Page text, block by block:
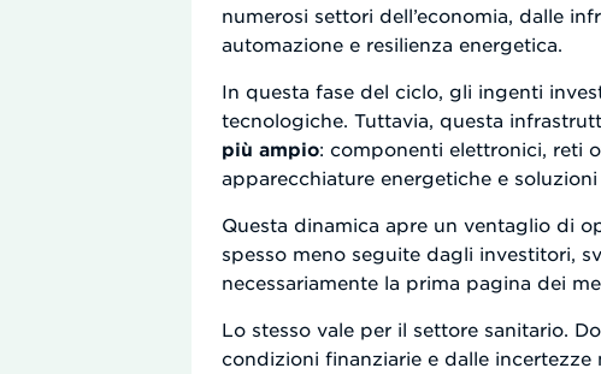
numerosi settori dell’economia, dalle
automazione e resilienza energetica.
In questa fase del ciclo, gli ingenti
tecnologiche. Tuttavia, questa
più ampio: componenti elettronici, reti
apparecchiature energetiche e
Questa dinamica apre un ventaglio di
spesso meno seguite dagli investitori,
necessariamente la prima pagina dei
Lo stesso vale per il settore sanitario.
condizioni finanziarie e dalle